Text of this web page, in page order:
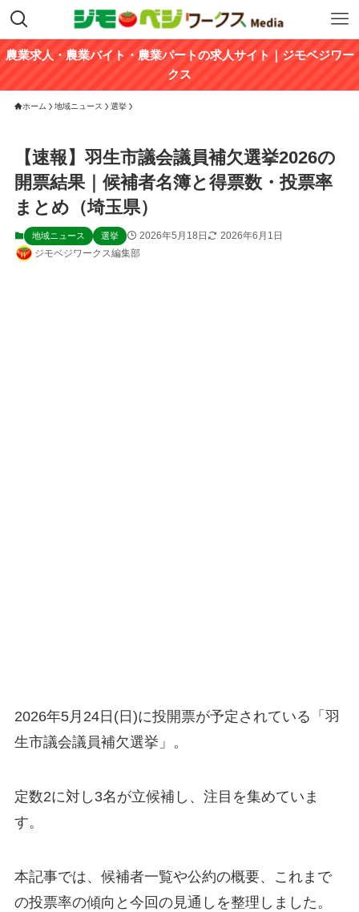
農業求人・農業バイト・農業パートの求人サイト｜ジモベジワー
クス
ホーム 地域ニュース 選挙
【速報】羽生市議会議員補欠選挙2026の
開票結果｜候補者名簿と得票数・投票率
まとめ（埼玉県）
地域ニュース 選挙 2026年5月18日
2026年6月1日
ジモベジワークス編集部
2026年5月24日(日)に投開票が予定されている「羽
生市議会議員補欠選挙」。
定数2に対し3名が立候補し、注目を集めていま
す。
本記事では、候補者一覧や公約の概要、これまで
の投票率の傾向と今回の見通しを整理しました。